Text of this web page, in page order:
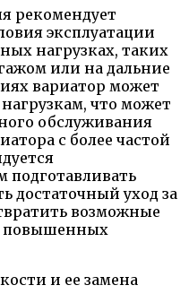
рекомендует
эксплуатации
нагрузках, таких
или на дальние
вариатор может
что может
обслуживания
с более частой
подготавливать
достаточный уход за
возможные
повышенных
и ее замена